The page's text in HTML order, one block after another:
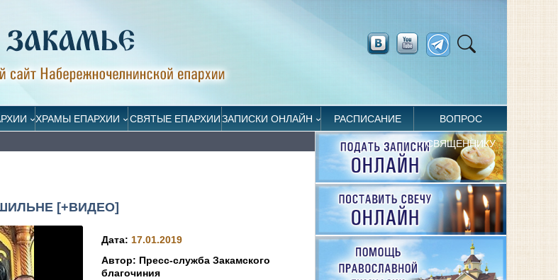
ХРАМЫ ЕПАРХИИ СВЯТЫЕ ЕПАРХИИЗАПИСКИ ОНЛАЙН РАСПИСАНИЕ ВОПРОС
СВЯЩЕННИКУ
[+ВИДЕО]
Дата: 17.01.2019
Автор: Пресс-служба Закамского
благочиния